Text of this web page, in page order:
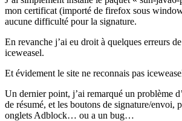
mon certificat (importé de firefox sous
aucune difficulté pour la signature.
En revanche j’ai eu droit à quelques erreurs
iceweasel.
Et évidement le site ne reconnais pas
Un dernier point, j’ai remarqué un problème
de résumé, et les boutons de signature/envoi,
onglets Adblock… ou a un bug…